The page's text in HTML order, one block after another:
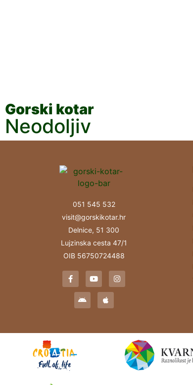
Gorski kotar
Neodoljiv
051 545 532
visit@gorskikotar.hr
Delnice, 51 300
Lujzinska cesta 47/1
OIB 56750724488